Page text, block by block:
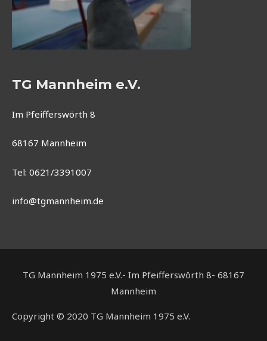
TG Mannheim e.V.
Im Pfeifferswörth 8
68167 Mannheim
Tel: 0621/3391007
info@tgmannheim.de
TG Mannheim 1975 e.V.- Im Pfeifferswörth 8- 68167
Mannheim
Copyright © 2020 TG Mannheim 1975 e.V.